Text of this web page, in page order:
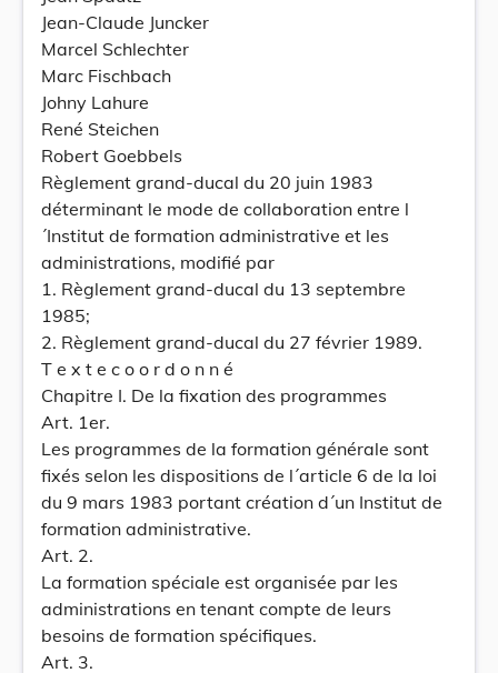
Jean-Claude Juncker
Marcel Schlechter
Marc Fischbach
Johny Lahure
René Steichen
Robert Goebbels
Règlement grand-ducal du 20 juin 1983
déterminant le mode de collaboration entre l
´Institut de formation administrative et les
administrations, modifié par
1. Règlement grand-ducal du 13 septembre
1985;
2. Règlement grand-ducal du 27 février 1989.
T e x t e c o o r d o n n é
Chapitre I. De la fixation des programmes
Art. 1er.
Les programmes de la formation générale sont
fixés selon les dispositions de l´article 6 de la loi
du 9 mars 1983 portant création d´un Institut de
formation administrative.
Art. 2.
La formation spéciale est organisée par les
administrations en tenant compte de leurs
besoins de formation spécifiques.
Art. 3.